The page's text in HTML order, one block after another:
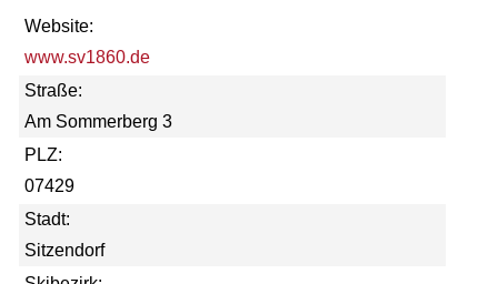
Website:
www.sv1860.de
Straße:
Am Sommerberg 3
PLZ:
07429
Stadt:
Sitzendorf